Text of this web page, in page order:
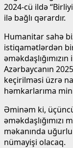
2024-cü ildə
ilə bağlı qərardır.
Humanitar sahə
istiqamətlərdən
Azərbaycanın
keçirilməsi üzrə
həmkarlarıma
Əminəm ki,
məkanında
nümayişi olacaq.